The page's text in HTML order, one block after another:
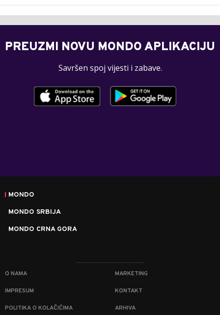
PREUZMI NOVU MONDO APLIKACIJU
Savršen spoj vijesti i zabave.
MONDO
MONDO SRBIJA
MONDO CRNA GORA
O NAMA MARKETING
IMPRESUM KONTAKT
POLITIKA O KOLAČIĆIMA ARHIVA